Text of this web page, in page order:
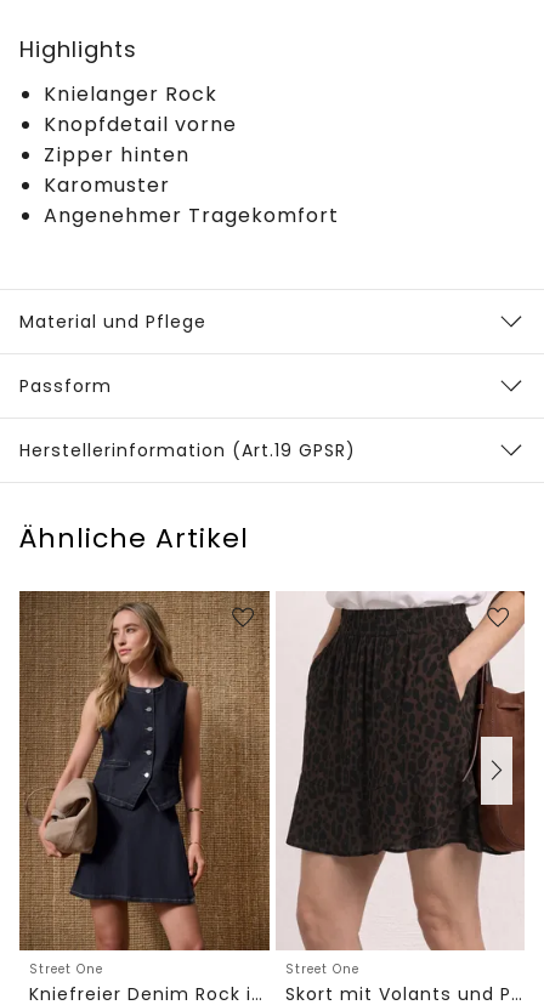
Highlights
Knielanger Rock
Knopfdetail vorne
Zipper hinten
Karomuster
Angenehmer Tragekomfort
Material und Pflege
Passform
Herstellerinformation (Art.19 GPSR)
Ähnliche Artikel
Street One
Kniefreier Denim Rock in Wickeloptik
Street One
Skort mit Volants und Print